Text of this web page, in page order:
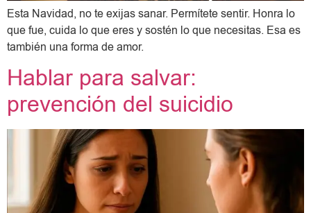
Esta Navidad, no te exijas sanar. Permítete sentir. Honra lo
que fue, cuida lo que eres y sostén lo que necesitas. Esa es
también una forma de amor.
Hablar para salvar:
prevención del suicidio